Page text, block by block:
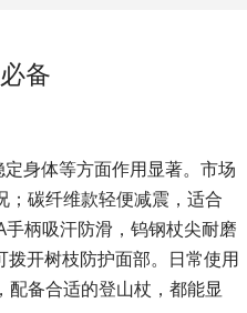
备
身体等方面作用显著。市场
；碳纤维款轻便减震，适合
柄吸汗防滑，钨钢杖尖耐磨
开树枝防护面部。日常使用
备合适的登山杖，都能显